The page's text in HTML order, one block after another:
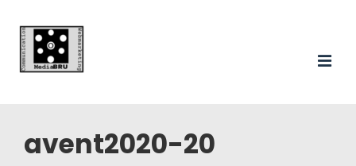
passer
contenu
Navigation
avent2020-20